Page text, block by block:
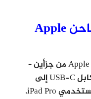
شحن سريع باستخدام شاحن Apple
يتكون الشاحن السريع الرسمي Apple 18W من جزأين –
محول طاقة USB-C بقدرة 18 واط وكابل USB-C إلى